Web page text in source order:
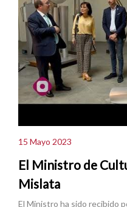
15 Mayo 2023
El Ministro de
Mislata
El Ministro ha sido recibido